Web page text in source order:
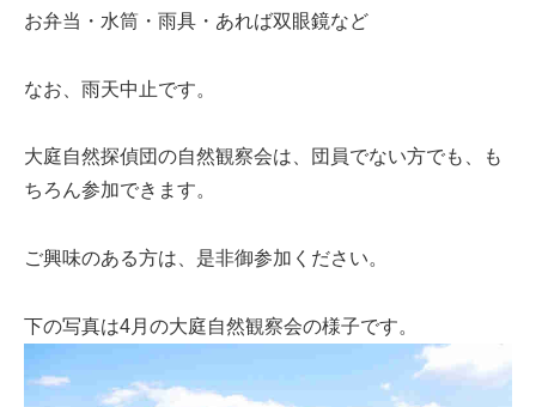
お弁当・水筒・雨具・あれば双眼鏡など
なお、雨天中止です。
大庭自然探偵団の自然観察会は、団員でない方でも、も
ちろん参加できます。
ご興味のある方は、是非御参加ください。
下の写真は4月の大庭自然観察会の様子です。